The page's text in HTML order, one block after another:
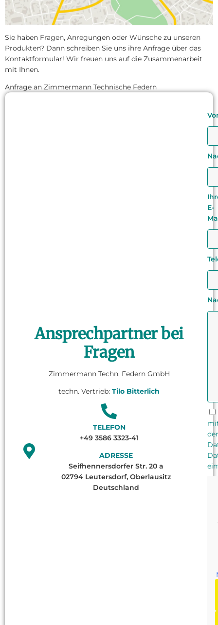
Sie haben Fragen, Anregungen oder Wünsche zu unseren
Produkten? Dann schreiben Sie uns ihre Anfrage über das
Kontaktformular! Wir freuen uns auf die Zusammenarbeit
mit Ihnen.
Anfrage an Zimmermann Technische Federn
Ansprechpartner bei
Fragen
Zimmermann Techn. Federn GmbH
techn. Vertrieb: Tilo Bitterlich
TELEFON
+49 3586 3323-41
ADRESSE
Seifhennersdorfer Str. 20 a
02794 Leutersdorf, Oberlausitz
Deutschland
E-